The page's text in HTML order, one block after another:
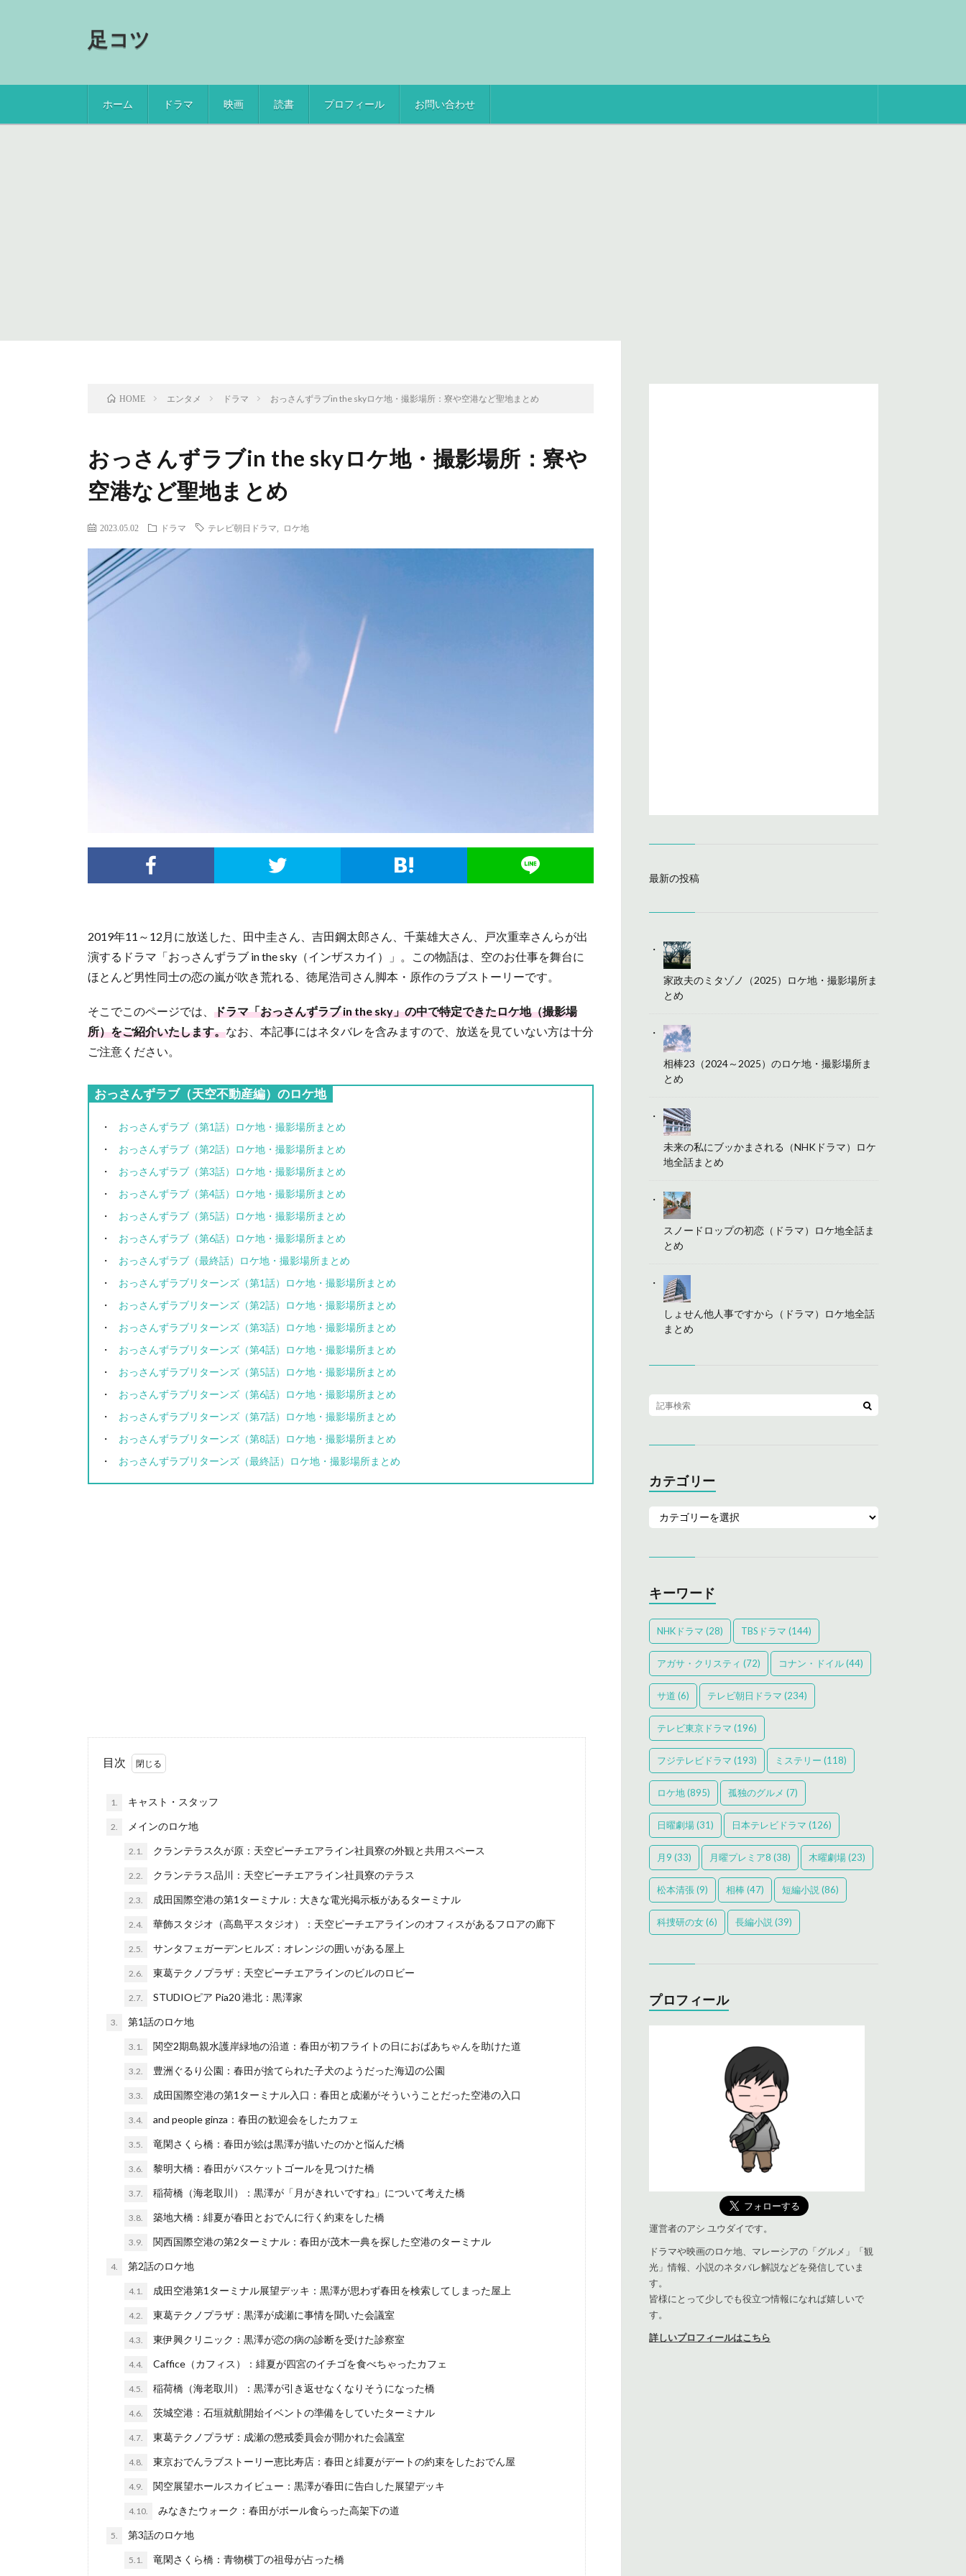
足コツ
ホーム ドラマ 映画 読書 プロフィール お問い合わせ
HOME エンタメ ドラマ おっさんずラブin the skyロケ地・撮影場所：寮や空港など聖地まとめ
おっさんずラブin the skyロケ地・撮影場所：寮や
空港など聖地まとめ
2023.05.02 ドラマ テレビ朝日ドラマ ロケ地
2019年11～12月に放送した、田中圭さん、吉田鋼太郎さん、千葉雄大さん、戸次重幸さんらが出
演するドラマ「おっさんずラブ in the sky（インザスカイ）」。この物語は、空のお仕事を舞台に
ほとんど男性同士の恋の嵐が吹き荒れる、徳尾浩司さん脚本・原作のラブストーリーです。
そこでこのページでは、 ドラマ「おっさんずラブ in the sky」の中で特定できたロケ地（撮影場
所）をご紹介いたします。なお、本記事にはネタバレを含みますので、放送を見ていない方は十分
ご注意ください。
おっさんずラブ（天空不動産編）のロケ地
おっさんずラブ（第1話）ロケ地・撮影場所まとめ
おっさんずラブ（第2話）ロケ地・撮影場所まとめ
おっさんずラブ（第3話）ロケ地・撮影場所まとめ
おっさんずラブ（第4話）ロケ地・撮影場所まとめ
おっさんずラブ（第5話）ロケ地・撮影場所まとめ
おっさんずラブ（第6話）ロケ地・撮影場所まとめ
おっさんずラブ（最終話）ロケ地・撮影場所まとめ
おっさんずラブリターンズ（第1話）ロケ地・撮影場所まとめ
おっさんずラブリターンズ（第2話）ロケ地・撮影場所まとめ
おっさんずラブリターンズ（第3話）ロケ地・撮影場所まとめ
おっさんずラブリターンズ（第4話）ロケ地・撮影場所まとめ
おっさんずラブリターンズ（第5話）ロケ地・撮影場所まとめ
おっさんずラブリターンズ（第6話）ロケ地・撮影場所まとめ
おっさんずラブリターンズ（第7話）ロケ地・撮影場所まとめ
おっさんずラブリターンズ（第8話）ロケ地・撮影場所まとめ
おっさんずラブリターンズ（最終話）ロケ地・撮影場所まとめ
目次
1. キャスト・スタッフ
2. メインのロケ地
2.1. クランテラス久が原：天空ピーチエアライン社員寮の外観と共用スペース
2.2. クランテラス品川：天空ピーチエアライン社員寮のテラス
2.3. 成田国際空港の第1ターミナル：大きな電光掲示板があるターミナル
2.4. 華飾スタジオ（高島平スタジオ）：天空ピーチエアラインのオフィスがあるフロアの廊下
2.5. サンタフェガーデンヒルズ：オレンジの囲いがある屋上
2.6. 東葛テクノプラザ：天空ピーチエアラインのビルのロビー
2.7. STUDIOピア Pia20 港北：黒澤家
3. 第1話のロケ地
3.1. 関空2期島親水護岸緑地の沿道：春田が初フライトの日におばあちゃんを助けた道
3.2. 豊洲ぐるり公園：春田が捨てられた子犬のようだった海辺の公園
3.3. 成田国際空港の第1ターミナル入口：春田と成瀬がそういうことだった空港の入口
3.4. and people ginza：春田の歓迎会をしたカフェ
3.5. 竜閑さくら橋：春田が絵は黒澤が描いたのかと悩んだ橋
3.6. 黎明大橋：春田がバスケットゴールを見つけた橋
3.7. 稲荷橋（海老取川）：黒澤が「月がきれいですね」について考えた橋
3.8. 築地大橋：緋夏が春田とおでんに行く約束をした橋
3.9. 関西国際空港の第2ターミナル：春田が茂木一典を探した空港のターミナル
4. 第2話のロケ地
4.1. 成田空港第1ターミナル展望デッキ：黒澤が思わず春田を検索してしまった屋上
4.2. 東葛テクノプラザ：黒澤が成瀬に事情を聞いた会議室
4.3. 東伊興クリニック：黒澤が恋の病の診断を受けた診察室
4.4. Caffice（カフィス）：緋夏が四宮のイチゴを食べちゃったカフェ
4.5. 稲荷橋（海老取川）：黒澤が引き返せなくなりそうになった橋
4.6. 茨城空港：石垣就航開始イベントの準備をしていたターミナル
4.7. 東葛テクノプラザ：成瀬の懲戒委員会が開かれた会議室
4.8. 東京おでんラブストーリー恵比寿店：春田と緋夏がデートの約束をしたおでん屋
4.9. 関空展望ホールスカイビュー：黒澤が春田に告白した展望デッキ
4.10. みなきたウォーク：春田がボール食らった高架下の道
5. 第3話のロケ地
5.1. 竜閑さくら橋：青物横丁の祖母が占った橋
最新の投稿
家政夫のミタゾノ（2025）ロケ地・撮影場所ま
とめ
相棒23（2024～2025）のロケ地・撮影場所ま
とめ
未来の私にブッかまされる（NHKドラマ）ロケ
地全話まとめ
スノードロップの初恋（ドラマ）ロケ地全話ま
とめ
しょせん他人事ですから（ドラマ）ロケ地全話
まとめ
カテゴリー
キーワード
NHKドラマ (28) TBSドラマ (144)
アガサ・クリスティ (72) コナン・ドイル(44)
サ道 (6) テレビ朝日ドラマ (234)
テレビ東京ドラマ (196)
フジテレビドラマ (193) ミステリー (118)
ロケ地(895) 孤独のグルメ (7)
日曜劇場(31) 日本テレビドラマ (126)
月9 (33) 月曜プレミア8 (38) 木曜劇場(23)
松本清張(9) 相棒(47) 短編小説 (86)
科捜研の女(6) 長編小説 (39)
プロフィール
運営者のアシ ユウダイです。
ドラマや映画のロケ地、マレーシアの「グルメ」「観
光」情報、小説のネタバレ解説などを発信していま
す。
皆様にとって少しでも役立つ情報になれば嬉しいで
す。
詳しいプロフィールはこちら